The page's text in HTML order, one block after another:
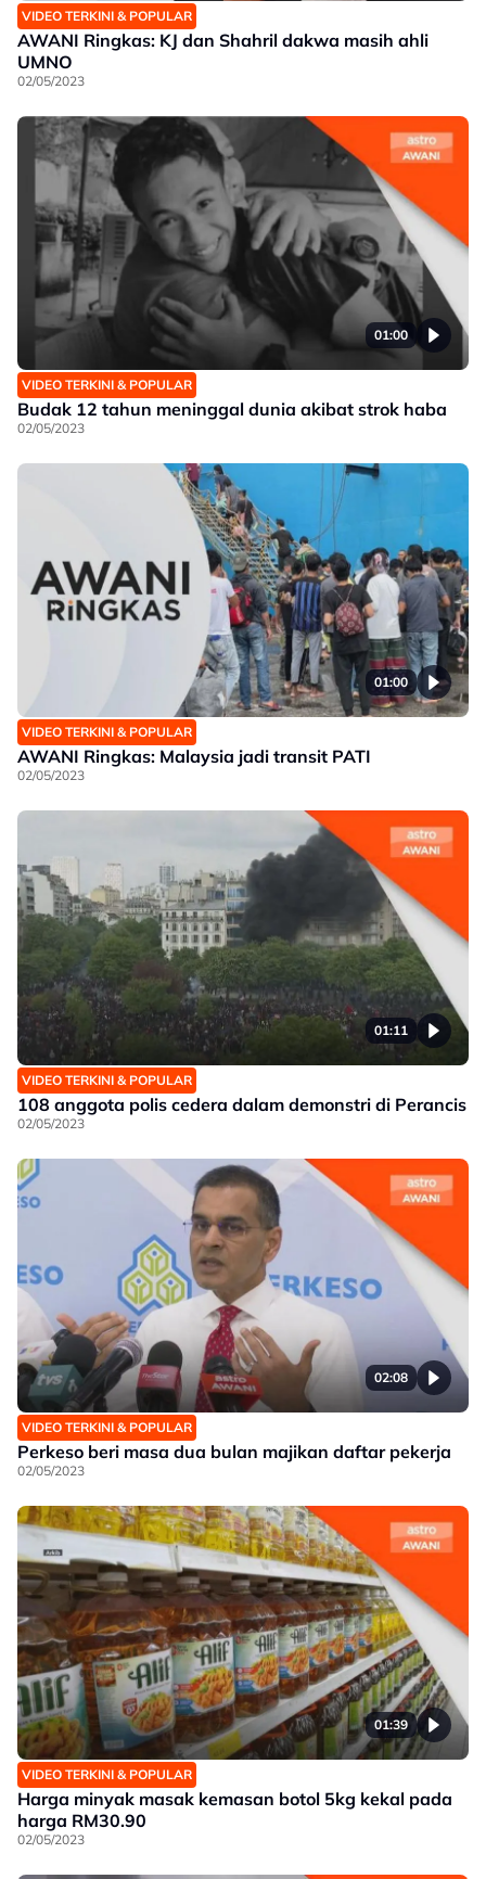
VIDEO TERKINI & POPULAR
AWANI Ringkas: KJ dan Shahril dakwa masih ahli
UMNO
02/05/2023
01:00
VIDEO TERKINI & POPULAR
Budak 12 tahun meninggal dunia akibat strok haba
02/05/2023
01:00
VIDEO TERKINI & POPULAR
AWANI Ringkas: Malaysia jadi transit PATI
02/05/2023
01:11
VIDEO TERKINI & POPULAR
108 anggota polis cedera dalam demonstri di Perancis
02/05/2023
02:08
VIDEO TERKINI & POPULAR
Perkeso beri masa dua bulan majikan daftar pekerja
02/05/2023
01:39
VIDEO TERKINI & POPULAR
Harga minyak masak kemasan botol 5kg kekal pada
harga RM30.90
02/05/2023